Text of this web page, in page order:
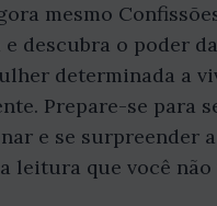
mesmo
descubra o poder
determinada a
Prepare-se para
e se surpreender
leitura que você